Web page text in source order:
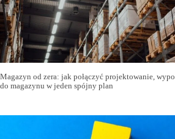
Magazyn od zera: jak połączyć projektowanie,
do magazynu w jeden spójny plan